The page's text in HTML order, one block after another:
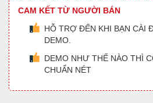
CAM KẾT TỪ NGƯỜI BÁN
HỖ TRỢ ĐẾN KHI BẠN CÀI
DEMO.
DEMO NHƯ THẾ NÀO THÌ
CHUẨN NÉT